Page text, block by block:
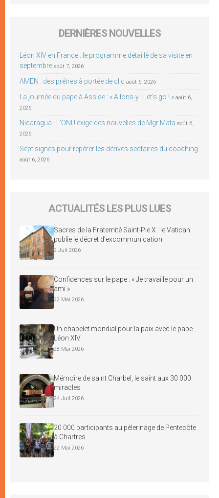
DERNIÈRES NOUVELLES
Léon XIV en France : le programme détaillé de sa visite en
septembre août 7, 2026
AMEN : des prêtres à portée de clic août 6, 2026
La journée du pape à Assise : « Allons-y ! Let’s go ! » août 6,
2026
Nicaragua : L’ONU exige des nouvelles de Mgr Mata août 6,
2026
Sept signes pour repérer les dérives sectaires du coaching
août 6, 2026
ACTUALITÉS LES PLUS LUES
Sacres de la Fraternité Saint-Pie X : le Vatican
publie le décret d’excommunication
2 Juil 2026
Confidences sur le pape : « Je travaille pour un
ami »
22 Mai 2026
Un chapelet mondial pour la paix avec le pape
Léon XIV
28 Mai 2026
Mémoire de saint Charbel, le saint aux 30 000
miracles
24 Juil 2026
20 000 participants au pèlerinage de Pentecôte
à Chartres
22 Mai 2026